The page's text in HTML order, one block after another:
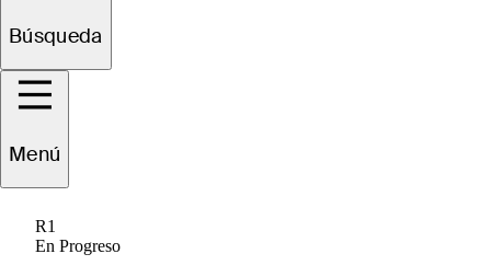
Búsqueda
Menú
R1
En Progreso
Tom